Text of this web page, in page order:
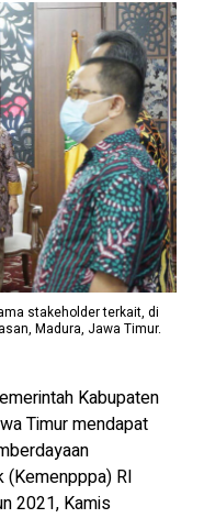
stakeholder terkait, di
Madura, Jawa Timur.
Kabupaten
Timur mendapat
(Kemenpppa) RI
2021, Kamis